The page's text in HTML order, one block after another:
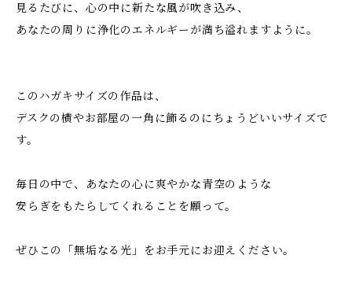
見るたびに、心の中に新たな風が吹き込み、
あなたの周りに浄化のエネルギーが満ち溢れますように。
このハガキサイズの作品は、
デスクの横やお部屋の一角に飾るのにちょうどいいサイズで
す。
毎日の中で、あなたの心に爽やかな青空のような
安らぎをもたらしてくれることを願って。
ぜひこの「無垢なる光」をお手元にお迎えください。